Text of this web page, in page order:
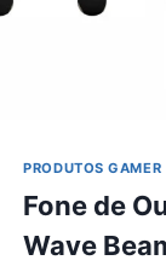
PRODUTOS GAMER
Fone de
Wave